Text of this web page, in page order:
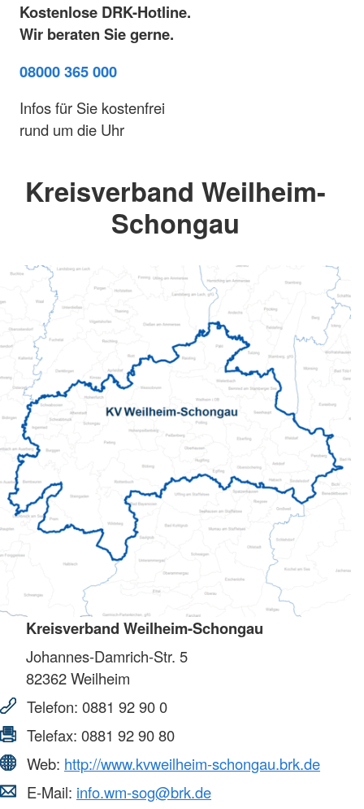
Kostenlose DRK-Hotline.
Wir beraten Sie gerne.
08000 365 000
Infos für Sie kostenfrei
rund um die Uhr
Kreisverband Weilheim-
Schongau
Kreisverband Weilheim-Schongau
Johannes-Damrich-Str. 5
82362Weilheim
Telefon: 0881 92 90 0
Telefax: 0881 92 90 80
Web: http://www.kvweilheim-schongau.brk.de
E-Mail: info.wm-sog@brk.de